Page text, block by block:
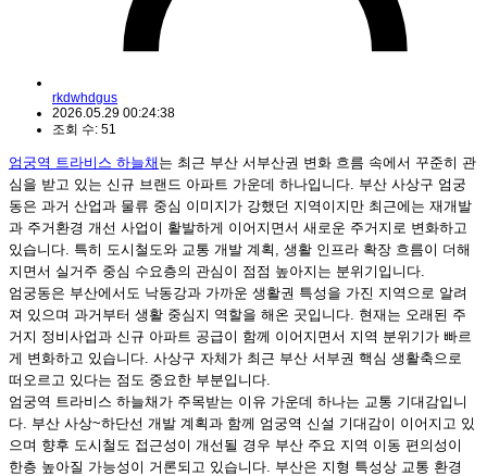
rkdwhdgus
2026.05.29 00:24:38
조회 수: 51
엄궁역 트라비스 하늘채 는 최근 부산 서부산권 변화 흐름 속에서 꾸준히 관
심을 받고 있는 신규 브랜드 아파트 가운데 하나입니다. 부산 사상구 엄궁
동은 과거 산업과 물류 중심 이미지가 강했던 지역이지만 최근에는 재개발
과 주거환경 개선 사업이 활발하게 이어지면서 새로운 주거지로 변화하고
있습니다. 특히 도시철도와 교통 개발 계획, 생활 인프라 확장 흐름이 더해
지면서 실거주 중심 수요층의 관심이 점점 높아지는 분위기입니다.
엄궁동은 부산에서도 낙동강과 가까운 생활권 특성을 가진 지역으로 알려
져 있으며 과거부터 생활 중심지 역할을 해온 곳입니다. 현재는 오래된 주
거지 정비사업과 신규 아파트 공급이 함께 이어지면서 지역 분위기가 빠르
게 변화하고 있습니다. 사상구 자체가 최근 부산 서부권 핵심 생활축으로
떠오르고 있다는 점도 중요한 부분입니다.
엄궁역 트라비스 하늘채가 주목받는 이유 가운데 하나는 교통 기대감입니
다. 부산 사상~하단선 개발 계획과 함께 엄궁역 신설 기대감이 이어지고 있
으며 향후 도시철도 접근성이 개선될 경우 부산 주요 지역 이동 편의성이
한층 높아질 가능성이 거론되고 있습니다. 부산은 지형 특성상 교통 환경